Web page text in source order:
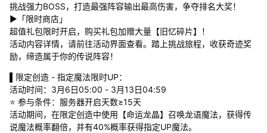
挑战强力BOSS，打造最强阵容输出最高伤害，争夺排名大奖！
▶「限时商店」
超值礼包限时开启，购买礼包加赠大量【旧忆碎片】！
活动内容详情，请前往活动界面查看。踏上挑战旅程，收获奇迹奖
励，缔造属于你的传说阵容！
▌限定创造 - 指定魔法限时UP：
活动时间：3月6日05:00 - 3月13日04:59
⭐ 参与条件：服务器开启天数≥15天
活动期间，在限定创造中使用【命运龙晶】召唤龙语魔法，获得传
说魔法概率翻倍，并有40%概率获得指定UP魔法。